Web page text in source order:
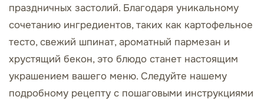
праздничных застолий. Благодаря уникальному
сочетанию ингредиентов, таких как картофельное
тесто, свежий шпинат, ароматный пармезан и
хрустящий бекон, это блюдо станет настоящим
украшением вашего меню. Следуйте нашему
подробному рецепту с пошаговыми инструкциями